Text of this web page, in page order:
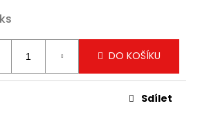
DO KOŠÍKU
Sdílet